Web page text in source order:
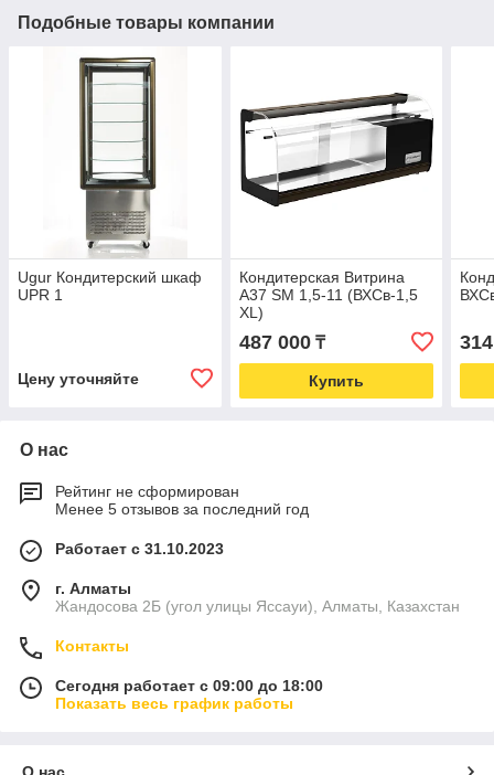
Подобные товары компании
Ugur Кондитерский шкаф
UPR 1
Цену уточняйте
Кондитерская Витрина
A37 SM 1,5-11 (ВХСв-1,5
XL)
487 000₸
Купить
О нас
Рейтинг не сформирован
Менее 5 отзывов за последний год
Работает с 31.10.2023
г. Алматы
Жандосова 2Б (угол улицы Яссауи), Алматы, Казахстан
Контакты
Сегодня работает с 09:00 до 18:00
Показать весь график работы